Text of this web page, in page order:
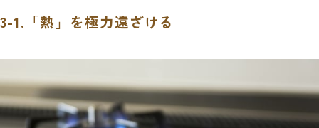
3-1.「熱」を極力遠ざける